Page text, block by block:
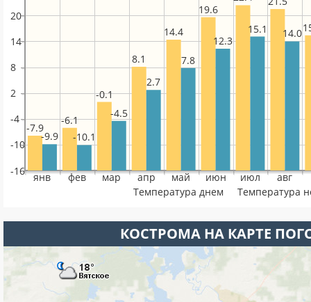
янв фев мар апр май июн июл авг
-16
-10
-4
2
8
14
20
19.6
14.4
8.1
-0.1
-6.1
-7.9
14.0
15.1
12.3
7.8
2.7
-4.5
-10.1
-9.9
Температура днем Температура
КОСТРОМА НА КАРТЕ